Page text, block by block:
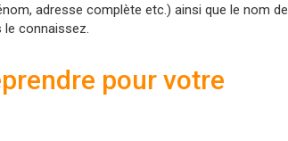
adresse complète etc.) ainsi que le nom de
connaissez.
pour votre